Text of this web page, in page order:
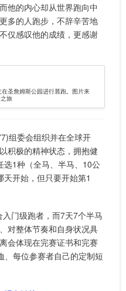
他的内心却从世界跑向中
多的人跑步，不辞辛苦地
仅感叹他的成绩，更感谢
圣詹姆斯公园进行晨跑。图片来
旅
组委会组织并在全球开
积极的精神状态，拥抱健
选1种（全马、半马、10公
开始，但只要开始第1
门级跑者，而7天7个半马
对整体节奏和自身状况具
会体现在完赛证书和完赛
、每位参赛者自己的定制短